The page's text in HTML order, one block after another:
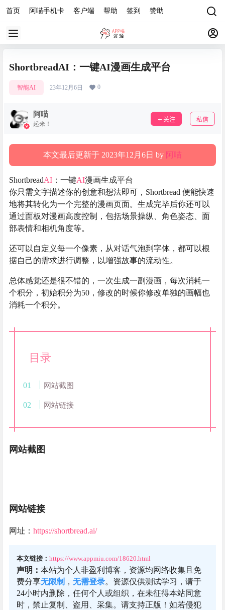
首页 阿喵手机卡 客户端 帮助 签到 赞助
ShortbreadAI：一键AI漫画生成平台
智能AI 23年12月6日 0
阿喵
起来！
关注 私信
本文最后更新于 2023年12月6日 by 阿喵
ShortbreadAI ：一键AI漫画生成平台
你只需文字描述你的创意和想法即可，Shortbread 便能快速
地将其转化为一个完整的漫画页面。生成完毕后你还可以
通过面板对漫画高度控制，包括场景操纵、角色姿态、面
部表情和相机角度等。
还可以自定义每一个像素，从对话气泡到字体，都可以根
据自己的需求进行调整，以增强故事的流动性。
总体感觉还是很不错的，一次生成一副漫画，每次消耗一
个积分，初始积分为50，修改的时候你修改单独的画幅也
消耗一个积分。
目录
网站截图
网站链接
网站截图
网站链接
网址： https://shortbread.ai/
本文链接： https://www.appmiu.com/18620.html
声明： 本站为个人非盈利博客，资源均网络收集且免
费分享无限制 ， 无需登录。资源仅供测试学习，请于
24小时内删除，任何个人或组织，在未征得本站同意
时，禁止复制、盗用、采集。请支持正版！如若侵犯